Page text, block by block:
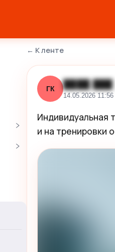
← К ленте
ГК ████ ███
14.05.2026
Индивидуальная
и на тренировки